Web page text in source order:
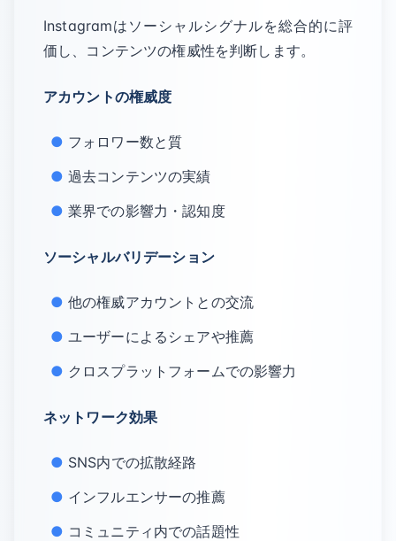
Instagramはソーシャルシグナルを総合的に評
価し、コンテンツの権威性を判断します。
アカウントの権威度
フォロワー数と質
過去コンテンツの実績
業界での影響力・認知度
ソーシャルバリデーション
他の権威アカウントとの交流
ユーザーによるシェアや推薦
クロスプラットフォームでの影響力
ネットワーク効果
SNS内での拡散経路
インフルエンサーの推薦
コミュニティ内での話題性